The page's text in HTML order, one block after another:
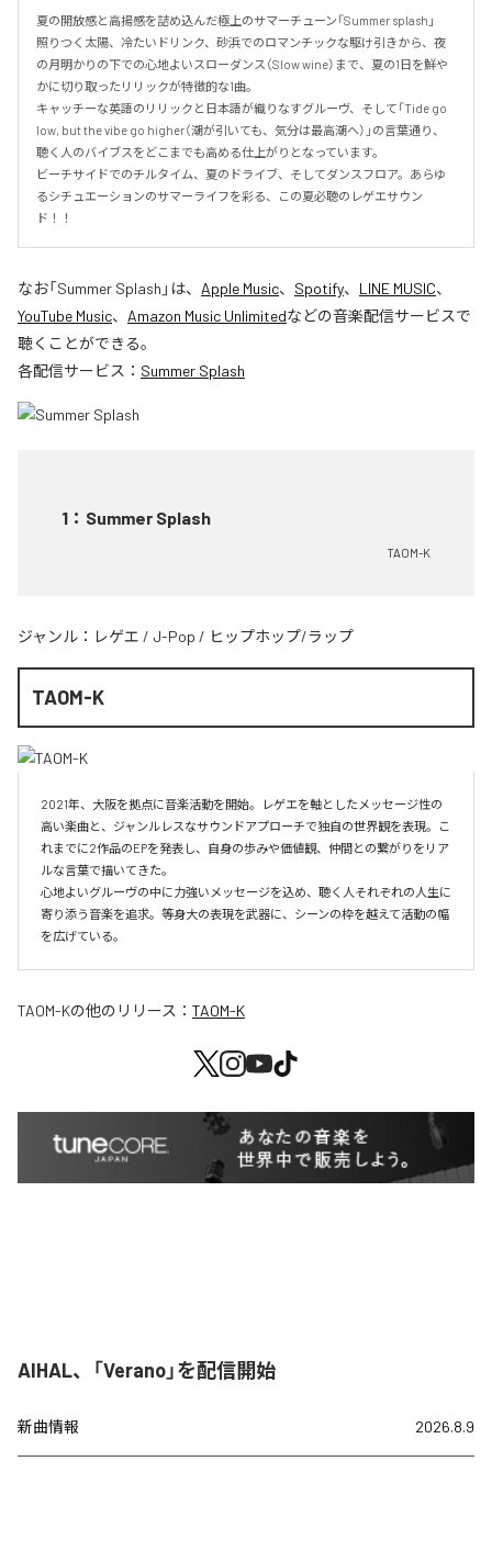
夏の開放感と高揚感を詰め込んだ極上のサマーチューン「Summer splash」
照りつく太陽、冷たいドリンク、砂浜でのロマンチックな駆け引きから、夜
の月明かりの下での心地よいスローダンス（Slow wine）まで、夏の1日を鮮や
かに切り取ったリリックが特徴的な1曲。
キャッチーな英語のリリックと日本語が織りなすグルーヴ、そして「Tide go
low, but the vibe go higher（潮が引いても、気分は最高潮へ）」の言葉通り、
聴く人のバイブスをどこまでも高める仕上がりとなっています。
ビーチサイドでのチルタイム、夏のドライブ、そしてダンスフロア。あらゆ
るシチュエーションのサマーライフを彩る、この夏必聴のレゲエサウン
ド！！
なお「Summer Splash 」は、 Apple Music、 Spotify、 LINE MUSIC、
YouTube Music、 Amazon Music Unlimitedなどの音楽配信サービスで
聴くことができる。
各配信サービス： Summer Splash
1 ： Summer Splash
TAOM-K
ジャンル： レゲエ / J-Pop / ヒップホップ/ラップ
TAOM-K
2021年、大阪を拠点に音楽活動を開始。レゲエを軸としたメッセージ性の
高い楽曲と、ジャンルレスなサウンドアプローチで独自の世界観を表現。こ
れまでに2作品のEPを発表し、自身の歩みや価値観、仲間との繋がりをリア
ルな言葉で描いてきた。
心地よいグルーヴの中に力強いメッセージを込め、聴く人それぞれの人生に
寄り添う音楽を追求。等身大の表現を武器に、シーンの枠を越えて活動の幅
TAOM-Kの他のリリース： TAOM-K
AIHAL、「Verano」を配信開始
新曲情報 2026.8.9